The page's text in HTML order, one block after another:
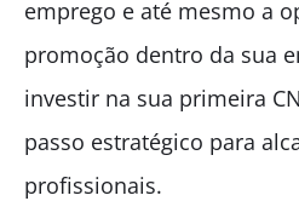
emprego e até mesmo a
promoção dentro da sua
investir na sua primeira
passo estratégico para
profissionais.